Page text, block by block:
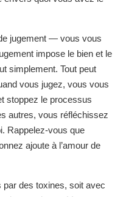
jugement — vous vous
impose le bien et le
simplement. Tout peut
vous jugez, vous vous
stoppez le processus
autres, vous réfléchissez
Rappelez-vous que
ajoute à l’amour de
des toxines, soit avec